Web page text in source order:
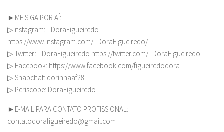
—————————————————————————————————–
►ME SIGA POR AÍ:
▷Instagram: _DoraFigueiredo
https://www.instagram.com/_DoraFigueiredo/
▷ Twitter: _DoraFigueiredo https://twitter.com/_DoraFigueiredo
▷ Facebook: https://www.facebook.com/figueiredodora
▷ Snapchat: dorinhaaf28
▷ Periscope: DoraFigueiredo
►E-MAIL PARA CONTATO PROFISSIONAL:
contatodorafigueiredo@gmail.com